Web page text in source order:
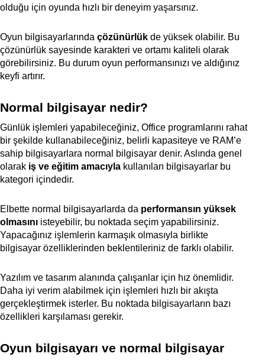
olduğu için oyunda hızlı bir deneyim yaşarsınız.
Oyun bilgisayarlarında çözünürlük de yüksek olabilir. Bu
çözünürlük sayesinde karakteri ve ortamı kaliteli olarak
görebilirsiniz. Bu durum oyun performansınızı ve aldığınız
keyfi artırır.
Normal bilgisayar nedir?
Günlük işlemleri yapabileceğiniz, Office programlarını rahat
bir şekilde kullanabileceğiniz, belirli kapasiteye ve RAM’e
sahip bilgisayarlara normal bilgisayar denir. Aslında genel
olarak iş ve eğitim amacıyla kullanılan bilgisayarlar bu
kategori içindedir.
Elbette normal bilgisayarlarda da performansın yüksek
olmasını isteyebilir, bu noktada seçim yapabilirsiniz.
Yapacağınız işlemlerin karmaşık olmasıyla birlikte
bilgisayar özelliklerinden beklentileriniz de farklı olabilir.
Yazılım ve tasarım alanında çalışanlar için hız önemlidir.
Daha iyi verim alabilmek için işlemleri hızlı bir akışta
gerçekleştirmek isterler. Bu noktada bilgisayarların bazı
özellikleri karşılaması gerekir.
Oyun bilgisayarı ve normal bilgisayar